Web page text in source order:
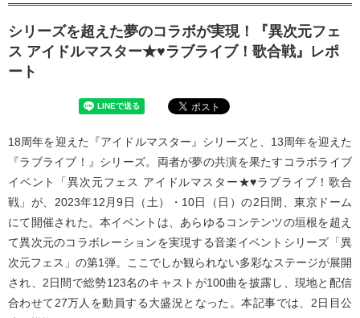
シリーズを超えた夢のコラボが実現！『異次元フェ
ス アイドルマスター★♥︎ラブライブ！歌合戦』レポ
ート
18周年を迎えた『アイドルマスター』シリーズと、13周年を迎えた
『ラブライブ！』シリーズ。両者が夢の共演を果たすコラボライブ
イベント「異次元フェス アイドルマスター★♥ラブライブ！歌合
戦」が、2023年12月9日（土）・10日（日）の2日間、東京ドーム
にて開催された。本イベントは、あらゆるコンテンツの垣根を超え
て異次元のコラボレーションを実現する音楽イベントシリーズ「異
次元フェス」の第1弾。ここでしか観られない多彩なステージが展開
され、2日間で総勢123名のキャストが100曲を披露し、現地と配信
合わせて27万人を動員する大盛況となった。本記事では、2日目公